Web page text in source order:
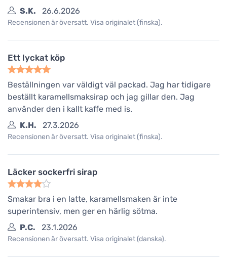
S.K.
26.6.2026
Recensionen är översatt. Visa originalet (finska).
Ett lyckat köp
Beställningen var väldigt väl packad. Jag har tidigare
beställt karamellsmaksirap och jag gillar den. Jag
använder den i kallt kaffe med is.
K.H.
27.3.2026
Recensionen är översatt. Visa originalet (finska).
Läcker sockerfri sirap
Smakar bra i en latte, karamellsmaken är inte
superintensiv, men ger en härlig sötma.
P.C.
23.1.2026
Recensionen är översatt. Visa originalet (danska).